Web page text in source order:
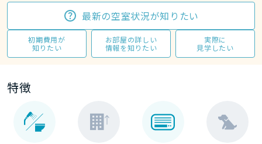
最新の空室状況が知りたい
初期費用が
知りたい
お部屋の詳しい
情報を知りたい
実際に
見学したい
特徴